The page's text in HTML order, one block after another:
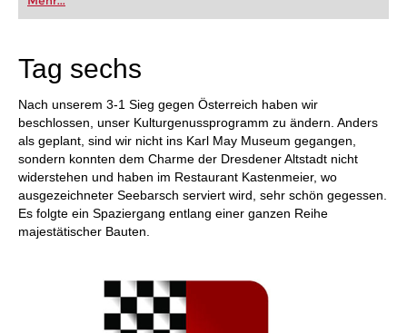
Tag sechs
Nach unserem 3-1 Sieg gegen Österreich haben wir
beschlossen, unser Kulturgenussprogramm zu ändern. Anders
als geplant, sind wir nicht ins Karl May Museum gegangen,
sondern konnten dem Charme der Dresdener Altstadt nicht
widerstehen und haben im Restaurant Kastenmeier, wo
ausgezeichneter Seebarsch serviert wird, sehr schön gegessen.
Es folgte ein Spaziergang entlang einer ganzen Reihe
majestätischer Bauten.